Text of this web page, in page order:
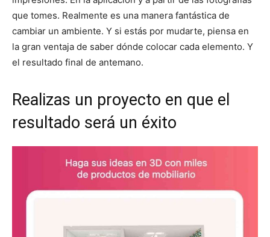
que tomes. Realmente es una manera fantástica de
cambiar un ambiente. Y si estás por mudarte, piensa en
la gran ventaja de saber dónde colocar cada elemento. Y
el resultado final de antemano.
Realizas un proyecto en que el
resultado será un éxito